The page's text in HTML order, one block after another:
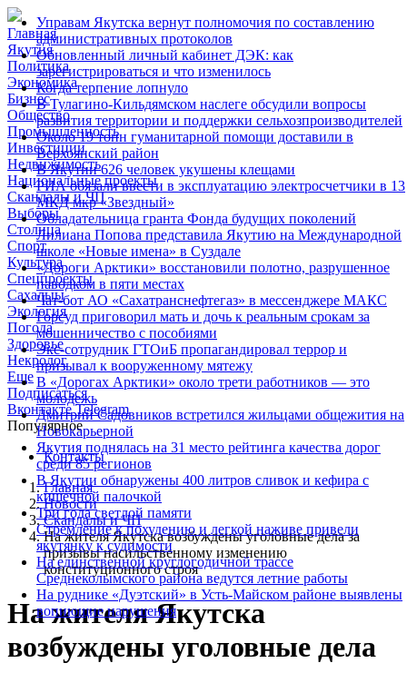
Главная
Якутия
Политика
Экономика
Бизнес
Общество
Промышленность
Инвестиции
Недвижимость
Национальные проекты
Скандалы и ЧП
Выборы
Столица
Спорт
Культура
Спецпроекты
Сахалыы
Экология
Погода
Здоровье
Некролог
Еще
Подписаться
ВконтактеTelegram
Популярное
Управам Якутска вернут полномочия по составлению
административных протоколов
Обновленный личный кабинет ДЭК: как
зарегистрироваться и что изменилось
Когда терпение лопнуло
В Тулагино-Кильдямском наслеге обсудили вопросы
развития территории и поддержки сельхозпроизводителей
Около 19 тонн гуманитарной помощи доставили в
Верхоянский район
В Якутии 626 человек укушены клещами
РИА обязали ввести в эксплуатацию электросчетчики в 13
МКД мкр «Звездный»
Обладательница гранта Фонда будущих поколений
Лилиана Попова представила Якутию на Международной
школе «Новые имена» в Суздале
«Дороги Арктики» восстановили полотно, разрушенное
паводком в пяти местах
Чат-бот АО «Сахатранснефтегаз» в мессенджере МАКС
Горсуд приговорил мать и дочь к реальным срокам за
мошенничество с пособиями
Экс-сотрудник ГТОиБ пропагандировал террор и
призывал к вооруженному мятежу
В «Дорогах Арктики» около трети работников — это
молодежь
Дмитрий Садовников встретился жильцами общежития на
Новокарьерной
Якутия поднялась на 31 место рейтинга качества дорог
среди 85 регионов
В Якутии обнаружены 400 литров сливок и кефира с
кишечной палочкой
Три года светлой памяти
Стремление к похудению и легкой наживе привели
якутянку к судимости
На единственной круглогодичной трассе
Среднеколымского района ведутся летние работы
На руднике «Дуэтский» в Усть-Майском районе выявлены
вопиющие нарушения
Контакты
Главная
Новости
Скандалы и ЧП
На жителя Якутска возбуждены уголовные дела за
призывы насильственному изменению
конституционного строя
На жителя Якутска
возбуждены уголовные дела